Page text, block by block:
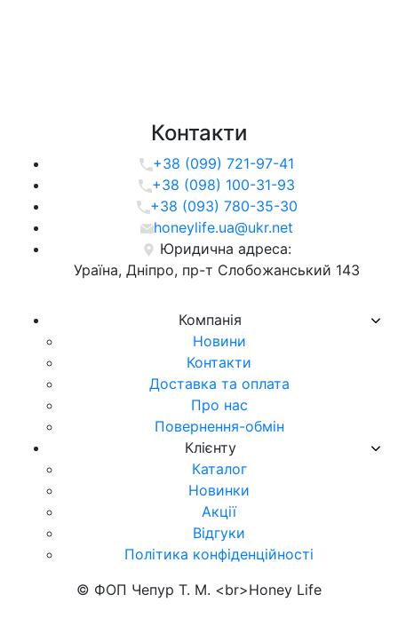
Компанія
Новини
Контакти
Доставка та оплата
Про нас
Повернення-обмін
Клієнту
Каталог
Новинки
Акції
Відгуки
Політика конфіденційності
Контакти
+38 (099) 721-97-41
+38 (098) 100-31-93
+38 (093) 780-35-30
honeylife.ua@ukr.net
Юридична адреса:
Ураїна, Дніпро, пр-т Слобожанський 143
© ФОП Чепур Т. М. <br>Honey Life